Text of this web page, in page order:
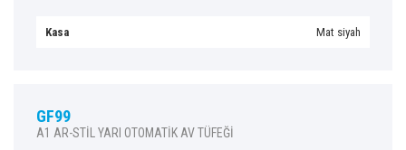
Kasa Mat siyah
GF99
A1 AR-STİL YARI OTOMATİK AV TÜFEĞİ